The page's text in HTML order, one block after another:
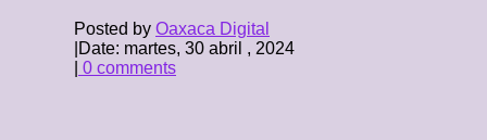
Posted by Oaxaca Digital
Date: martes, 30 abril , 2024
0 comments